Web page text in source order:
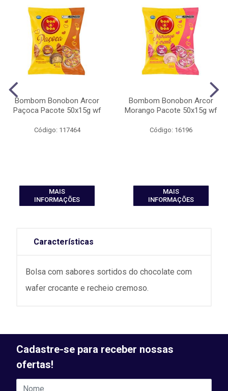
Bombom Bonobon Arcor
Paçoca Pacote 50x15g wf
Código: 117464
MAIS
INFORMAÇÕES
Bombom Bonobon Arcor
Morango Pacote 50x15g wf
Código: 16196
MAIS
INFORMAÇÕES
Características
Bolsa com sabores sortidos do chocolate com
wafer crocante e recheio cremoso.
Cadastre-se para receber nossas
ofertas!